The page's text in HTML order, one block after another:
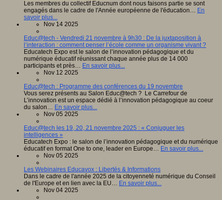
Les membres du collectif Educnum dont nous faisons partie se sont
engagés dans le cadre de l'Année européenne de l'éducation… En
savoir plus...
Nov 14 2025
Educ@tech - Vendredi 21 novembre à 9h30 : De la juxtaposition à
l’interaction : comment penser l’école comme un organisme vivant ?
Educatech Expo est le salon de l’innovation pédagogique et du
numérique éducatif réunissant chaque année plus de 14 000
participants et près… En savoir plus...
Nov 12 2025
Educ@tech : Programme des conférences du 19 novembre
Vous serez présents au Salon Educ@tech ? Le Carrefour de
L’innovation est un espace dédié à l’innovation pédagogique au coeur
du salon… En savoir plus...
Nov 05 2025
Educ@tech les 19, 20, 21 novembre 2025 : « Conjuguer les
intelligences »
Educatech Expo : le salon de l’innovation pédagogique et du numérique
éducatif en format One to one, leader en Europe… En savoir plus...
Nov 05 2025
Les Webinaires Educavox : Libertés & Informations
Dans le cadre de l'année 2025 de la citoyenneté numérique du Conseil
de l'Europe et en lien avec la EU… En savoir plus...
Nov 04 2025